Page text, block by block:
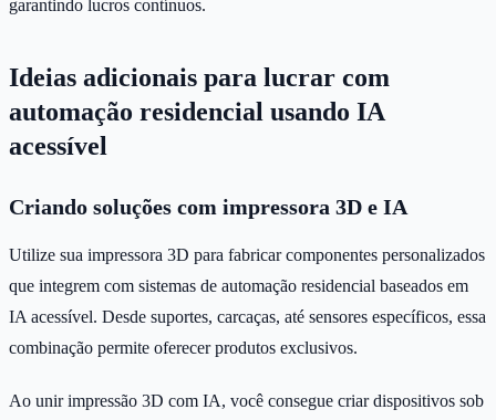
garantindo lucros contínuos.
Ideias adicionais para lucrar com
automação residencial usando IA
acessível
Criando soluções com impressora 3D e IA
Utilize sua impressora 3D para fabricar componentes personalizados
que integrem com sistemas de automação residencial baseados em
IA acessível. Desde suportes, carcaças, até sensores específicos, essa
combinação permite oferecer produtos exclusivos.
Ao unir impressão 3D com IA, você consegue criar dispositivos sob